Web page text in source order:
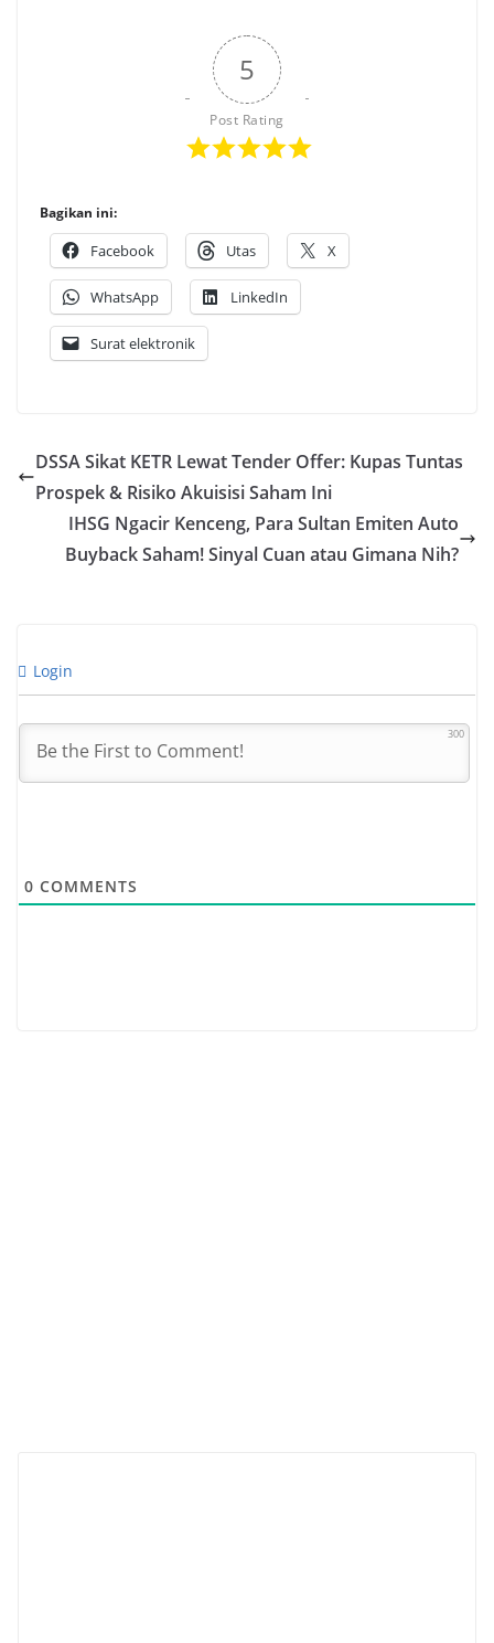
5
Post Rating
Bagikan ini:
Facebook Utas X
WhatsApp LinkedIn
Surat elektronik
DSSA Sikat KETR Lewat Tender Offer: Kupas Tuntas
Prospek & Risiko Akuisisi Saham Ini
IHSG Ngacir Kenceng, Para Sultan Emiten Auto
Buyback Saham! Sinyal Cuan atau Gimana Nih?
Login
300
0 COMMENTS